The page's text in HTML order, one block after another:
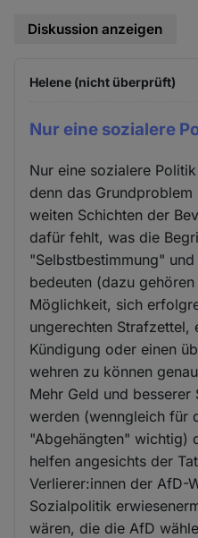
Diskussion anzeigen
Helene (nicht überprüft)
Nur eine sozialere
Nur eine sozialere
denn das
weiten Schichten der
dafür fehlt, was die
"Selbstbestimmung"
bedeuten (dazu
Möglichkeit, sich
ungerechten Strafzettel,
Kündigung oder einen
wehren zu können
Mehr Geld und
werden (wenngleich für
"Abgehängten" wichtig)
helfen angesichts der
Verlierer:innen der AfD-
Sozialpolitik
wären, die die AfD